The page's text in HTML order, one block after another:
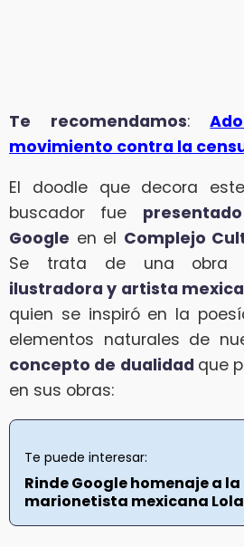
Te recomendamos:
movimiento contra la
El doodle que decora
buscador fue
Google en el Complejo
Se trata de una obra
ilustradora y artista
quien se inspiró en la
elementos naturales de
concepto de dualidad que
en sus obras:
Te puede interesar:
Rinde Google homenaje a la
marionetista mexicana